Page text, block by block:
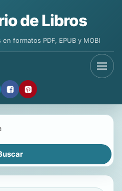
de Libros
formatos PDF, EPUB y MOBI